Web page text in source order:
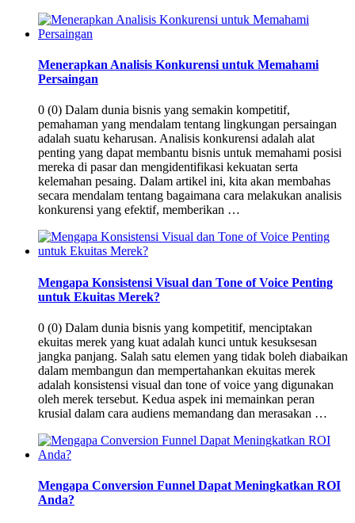
Menerapkan Analisis Konkurensi untuk Memahami
Persaingan
0 (0) Dalam dunia bisnis yang semakin kompetitif,
pemahaman yang mendalam tentang lingkungan persaingan
adalah suatu keharusan. Analisis konkurensi adalah alat
penting yang dapat membantu bisnis untuk memahami posisi
mereka di pasar dan mengidentifikasi kekuatan serta
kelemahan pesaing. Dalam artikel ini, kita akan membahas
secara mendalam tentang bagaimana cara melakukan analisis
konkurensi yang efektif, memberikan …
Mengapa Konsistensi Visual dan Tone of Voice Penting
untuk Ekuitas Merek?
0 (0) Dalam dunia bisnis yang kompetitif, menciptakan
ekuitas merek yang kuat adalah kunci untuk kesuksesan
jangka panjang. Salah satu elemen yang tidak boleh diabaikan
dalam membangun dan mempertahankan ekuitas merek
adalah konsistensi visual dan tone of voice yang digunakan
oleh merek tersebut. Kedua aspek ini memainkan peran
krusial dalam cara audiens memandang dan merasakan …
Mengapa Conversion Funnel Dapat Meningkatkan ROI
Anda?